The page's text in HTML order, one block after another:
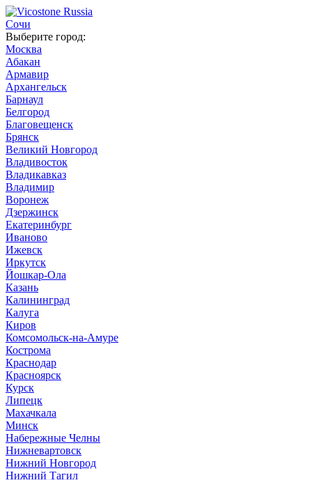
Сочи
Выберите город:
Москва
Абакан
Армавир
Архангельск
Барнаул
Белгород
Благовещенск
Брянск
Великий Новгород
Владивосток
Владикавказ
Владимир
Воронеж
Дзержинск
Екатеринбург
Иваново
Ижевск
Иркутск
Йошкар-Ола
Казань
Калининград
Калуга
Киров
Комсомольск-на-Амуре
Кострома
Краснодар
Красноярск
Курск
Липецк
Махачкала
Минск
Набережные Челны
Нижневартовск
Нижний Новгород
Нижний Тагил